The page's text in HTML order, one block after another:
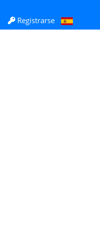
Registrarse